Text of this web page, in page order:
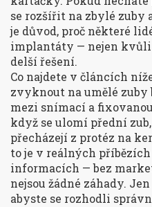
se rozšířit na zbylé zuby
je důvod, proč některé
implantáty — nejen kvůli
delší řešení.
Co najdete v článcích
zvyknout na umělé zuby
mezi snímací a
když se ulomí přední
přecházejí z protéz na
to je v reálných
informacích — bez
nejsou žádné záhady.
abyste se rozhodli